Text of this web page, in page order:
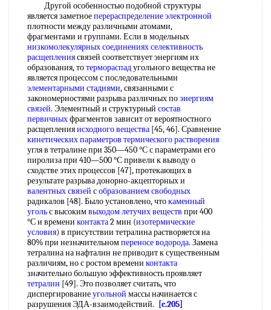
Другой особенностью подобной структуры
является заметноеперераспределение электронной
плотности между различными атомами,
фрагментами и группами. Если в модельных
низкомолекулярных соединенияхселективность
расщеплениясвязей соответствует энергиям их
образования, тотермораспадугольного вещества не
является процессом с последовательными
элементарными стадиями, связанными с
закономерностями разрыва различных поэнергиям
связей. Элементный и структурный состав
первичныхфрагментов зависит от вероятностного
расщепленияисходного вещества [45, 46]. Сравнение
кинетических параметров термического растворения
угля в тетралине при 350—450 °С с параметрами его
пиролиза при 410—500 °С привели к выводу о
сходстве этих процессов [47], протекающих в
результате разрыва донорно-акцепторных и
валентных связей собразованием свободных
радикалов [48]. Было установлено, чтокаменный
угольс высокимвыходом летучих веществ при 400
°С и времени контакта2 мин (изотермические
условия) в присутствии тетралина растворяется на
80% при незначительномпереносе водорода. Замена
тетралина на нафталин не приводит к существенным
различиям, но с ростом времени контакта
значительно большую эффективность проявляет
тетралин [49]. Это позволяет считать, что
диспергированиеугольной массы начинается с
разрушения ЭДА-взаимодействий.
[c.205]